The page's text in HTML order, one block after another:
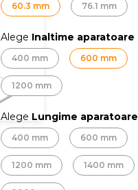
60.3 mm 76.1 mm
Alege Inaltime aparatoare
400 mm 600 mm
1200 mm
Alege Lungime aparatoare
400 mm 600 mm
1200 mm 1400 mm